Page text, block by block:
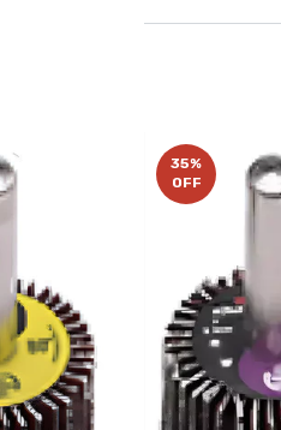
35%
OFF